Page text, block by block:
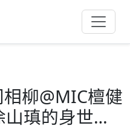
柳@MIC檀健
山瑱的身世…